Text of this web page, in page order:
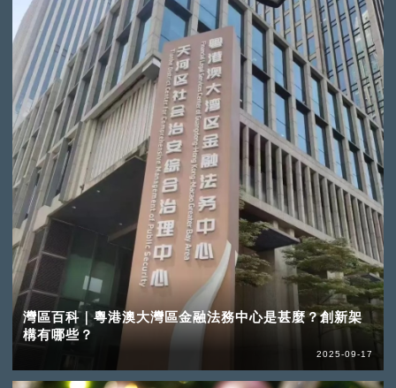
灣區百科｜粵港澳大灣區金融法務中心是甚麼？創新架
構有哪些？
2025-09-17